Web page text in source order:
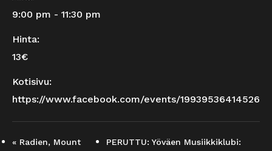
9:00 pm - 11:30 pm
Hinta:
13€
Kotisivu:
https://www.facebook.com/events/1993953641452617
« Radien, Mount
PERUTTU: Yöväen Musiikkiklubi: